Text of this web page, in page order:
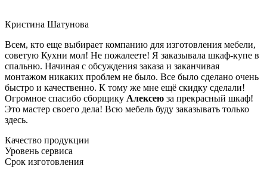
Кристина Шатунова
Всем, кто еще выбирает компанию для изготовления мебели,
советую Кухни мол! Не пожалеете! Я заказывала шкаф-купе в
спальню. Начиная с обсуждения заказа и заканчивая
монтажом никаких проблем не было. Все было сделано очень
быстро и качественно. К тому же мне ещё скидку сделали!
Огромное спасибо сборщику Алексею за прекрасный шкаф!
Это мастер своего дела! Всю мебель буду заказывать только
здесь.
Качество продукции
Уровень сервиса
Срок изготовления